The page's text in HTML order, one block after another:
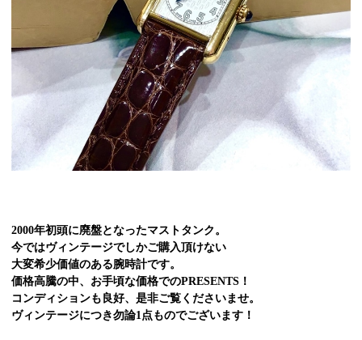
2000年初頭に廃盤となったマストタンク。
今ではヴィンテージでしかご購入頂けない
大変希少価値のある腕時計です。
価格高騰の中、お手頃な価格でのPRESENTS！
コンディションも良好、是非ご覧くださいませ。
ヴィンテージにつき勿論1点ものでございます！